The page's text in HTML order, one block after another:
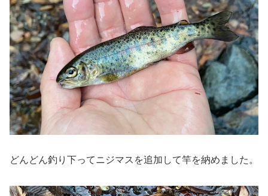
どんどん釣り下ってニジマスを追加して竿を納めました。